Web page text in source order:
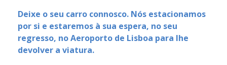
Deixe o seu carro connosco. Nós estacionamos
por si e estaremos à sua espera, no seu
regresso, no Aeroporto de Lisboa para lhe
devolver a viatura.